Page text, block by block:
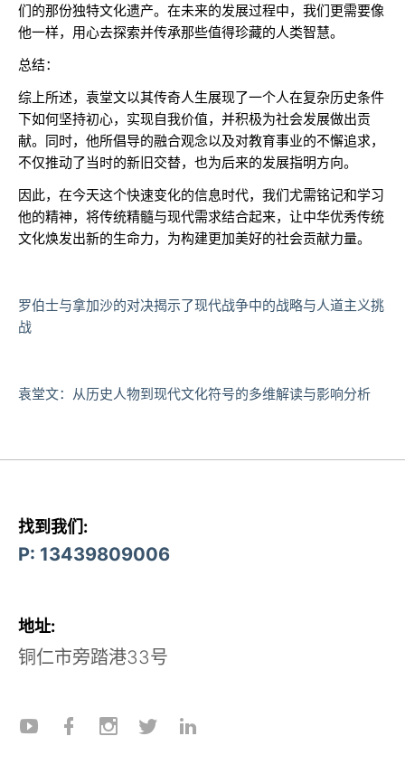
们的那份独特文化遗产。在未来的发展过程中，我们更需要像
他一样，用心去探索并传承那些值得珍藏的人类智慧。
总结：
综上所述，袁堂文以其传奇人生展现了一个人在复杂历史条件
下如何坚持初心，实现自我价值，并积极为社会发展做出贡
献。同时，他所倡导的融合观念以及对教育事业的不懈追求，
不仅推动了当时的新旧交替，也为后来的发展指明方向。
因此，在今天这个快速变化的信息时代，我们尤需铭记和学习
他的精神，将传统精髓与现代需求结合起来，让中华优秀传统
文化焕发出新的生命力，为构建更加美好的社会贡献力量。
罗伯士与拿加沙的对决揭示了现代战争中的战略与人道主义挑
战
袁堂文：从历史人物到现代文化符号的多维解读与影响分析
找到我们:
P: 13439809006
地址:
铜仁市旁踏港33号